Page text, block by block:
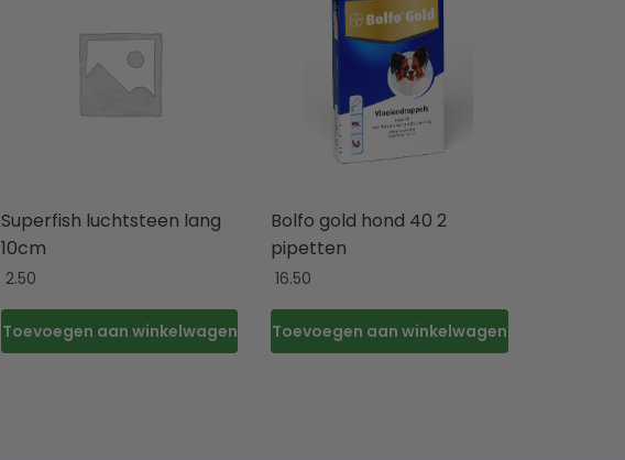
Superfish luchtsteen lang
10cm
2.50
Toevoegen aan winkelwagen
Bolfo gold hond 40 2
pipetten
16.50
Toevoegen aan winkelwagen